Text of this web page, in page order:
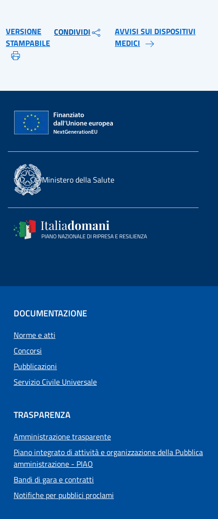
VERSIONE
STAMPABILE
CONDIVIDI
AVVISI SUI DISPOSITIVI
MEDICI
Ministero della Salute
DOCUMENTAZIONE
Norme e atti
Concorsi
Pubblicazioni
Servizio Civile Universale
TRASPARENZA
Amministrazione trasparente
Piano integrato di attività e organizzazione della Pubblica
amministrazione - PIAO
Bandi di gara e contratti
Notifiche per pubblici proclami